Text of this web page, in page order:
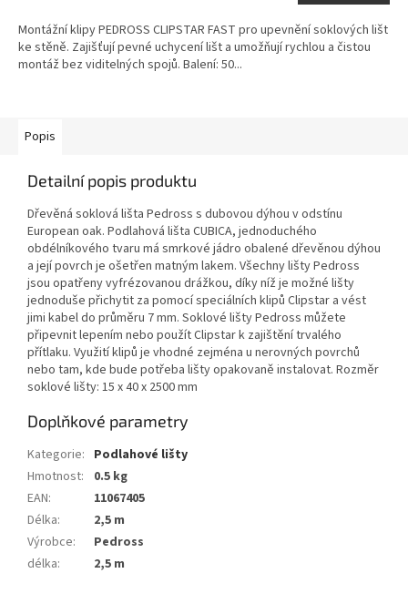
Montážní klipy PEDROSS CLIPSTAR FAST pro upevnění soklových lišt
ke stěně. Zajišťují pevné uchycení lišt a umožňují rychlou a čistou
montáž bez viditelných spojů. Balení: 50...
Popis
Detailní popis produktu
Dřevěná soklová lišta Pedross s dubovou dýhou v odstínu
European oak. Podlahová lišta CUBICA, jednoduchého
obdélníkového tvaru má smrkové jádro obalené dřevěnou dýhou
a její povrch je ošetřen matným lakem. Všechny lišty Pedross
jsou opatřeny vyfrézovanou drážkou, díky níž je možné lišty
jednoduše přichytit za pomocí speciálních klipů Clipstar a vést
jimi kabel do průměru 7 mm. Soklové lišty Pedross můžete
připevnit lepením nebo použít Clipstar k zajištění trvalého
přítlaku. Využití klipů je vhodné zejména u nerovných povrchů
nebo tam, kde bude potřeba lišty opakovaně instalovat. Rozměr
soklové lišty: 15 x 40 x 2500 mm
Doplňkové parametry
Kategorie: Podlahové lišty
Hmotnost:
0.5 kg
EAN:
11067405
Délka:
2,5 m
Výrobce:
Pedross
délka: 2,5 m